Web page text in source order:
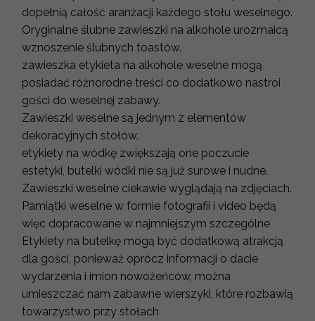
dopełnią całość aranżacji każdego stołu weselnego.
Oryginalne ślubne zawieszki na alkohole urozmaicą
wznoszenie ślubnych toastów.
zawieszka etykieta na alkohole weselne mogą
posiadać różnorodne treści co dodatkowo nastroi
gości do weselnej zabawy.
Zawieszki weselne są jednym z elementów
dekoracyjnych stołów.
etykiety na wódkę zwiększają one poczucie
estetyki, butelki wódki nie są już surowe i nudne.
Zawieszki weselne ciekawie wyglądają na zdjęciach.
Pamiątki weselne w formie fotografii i video będą
więc dopracowane w najmniejszym szczególne
Etykiety na butelkę mogą być dodatkową atrakcją
dla gości, ponieważ oprócz informacji o dacie
wydarzenia i imion nowożeńców, można
umieszczać nam zabawne wierszyki, które rozbawią
towarzystwo przy stołach